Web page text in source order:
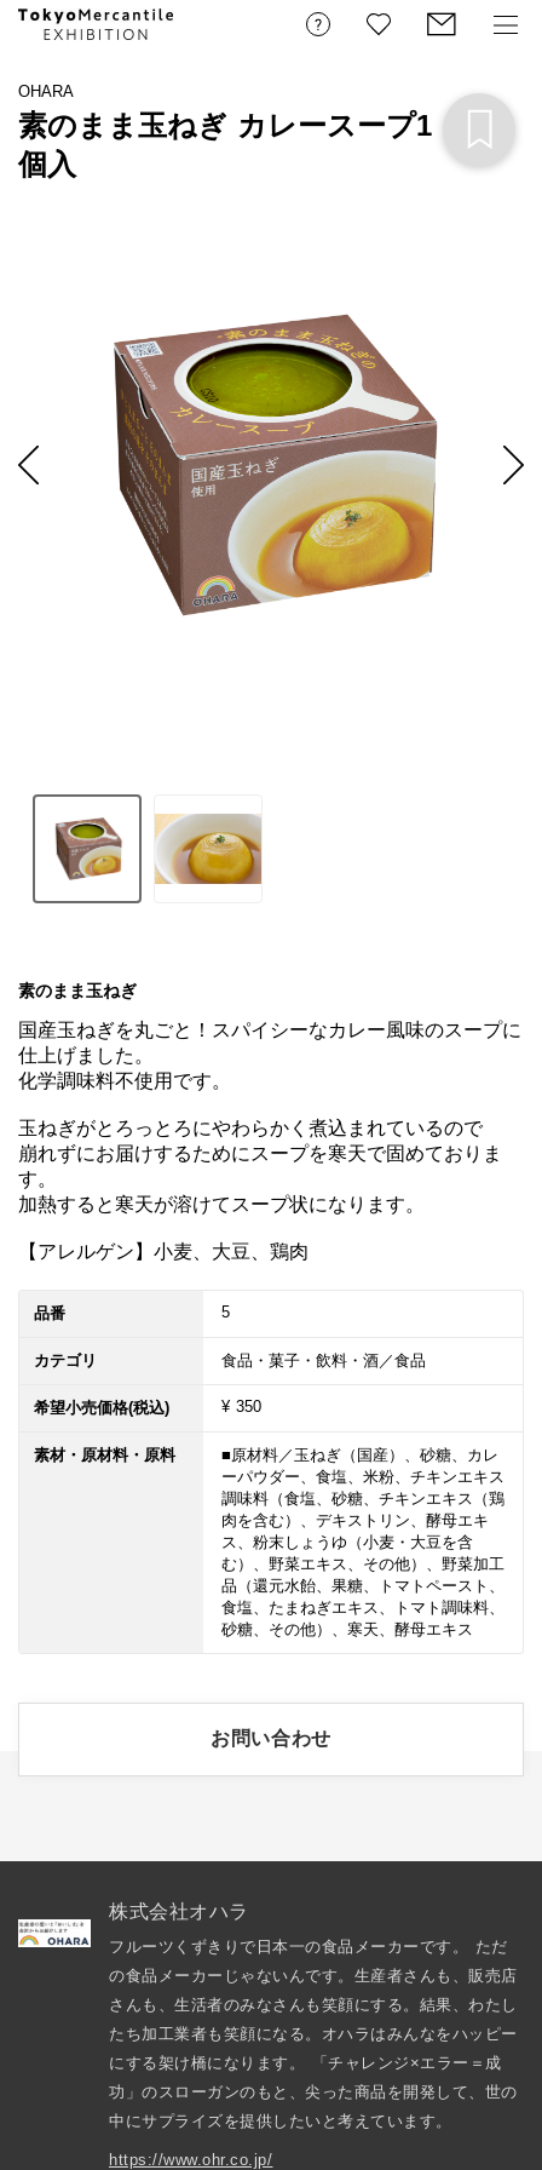
OHARA
素のまま玉ねぎ カレースープ1
個入
素のまま玉ねぎ
国産玉ねぎを丸ごと！スパイシーなカレー風味のスープに
仕上げました。
化学調味料不使用です。
玉ねぎがとろっとろにやわらかく煮込まれているので
崩れずにお届けするためにスープを寒天で固めておりま
す。
加熱すると寒天が溶けてスープ状になります。
【アレルゲン】小麦、大豆、鶏肉
品番 5
カテゴリ 食品・菓子・飲料・酒／食品
希望小売価格(税込) ¥ 350
素材・原材料・原料
■原材料／玉ねぎ（国産）、砂糖、カレ
ーパウダー、食塩、米粉、チキンエキス
調味料（食塩、砂糖、チキンエキス（鶏
肉を含む）、デキストリン、酵母エキ
ス、粉末しょうゆ（小麦・大豆を含
む）、野菜エキス、その他）、野菜加工
品（還元水飴、果糖、トマトペースト、
食塩、たまねぎエキス、トマト調味料、
砂糖、その他）、寒天、酵母エキス
お問い合わせ
株式会社オハラ
フルーツくずきりで日本一の食品メーカーです。 ただ
の食品メーカーじゃないんです。生産者さんも、販売店
さんも、生活者のみなさんも笑顔にする。結果、わたし
たち加工業者も笑顔になる。オハラはみんなをハッピー
にする架け橋になります。 「チャレンジ×エラー＝成
功」のスローガンのもと、尖った商品を開発して、世の
中にサプライズを提供したいと考えています。
https://www.ohr.co.jp/